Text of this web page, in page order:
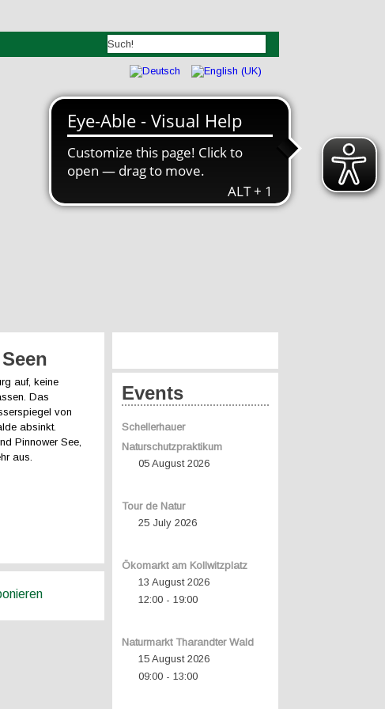
auf, keine
Das
von
absinkt.
Pinnower See,
aus.
Events
Schellerhauer
Naturschutzpraktikum
05 August 2026
Tour de Natur
25 July 2026
Ökomarkt am Kollwitzplatz
13 August 2026
12:00 -19:00
Naturmarkt Tharandter Wald
15 August 2026
09:00 -13:00